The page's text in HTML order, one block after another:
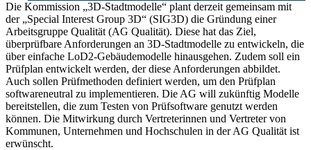
Die Kommission „3D-Stadtmodelle“ plant derzeit gemeinsam mit
der „Special Interest Group 3D“ (SIG3D) die Gründung einer
Arbeitsgruppe Qualität (AG Qualität). Diese hat das Ziel,
überprüfbare Anforderungen an 3D-Stadtmodelle zu entwickeln, die
über einfache LoD2-Gebäudemodelle hinausgehen. Zudem soll ein
Prüfplan entwickelt werden, der diese Anforderungen abbildet.
Auch sollen Prüfmethoden definiert werden, um den Prüfplan
softwareneutral zu implementieren. Die AG will zukünftig Modelle
bereitstellen, die zum Testen von Prüfsoftware genutzt werden
können. Die Mitwirkung durch Vertreterinnen und Vertreter von
Kommunen, Unternehmen und Hochschulen in der AG Qualität ist
erwünscht.